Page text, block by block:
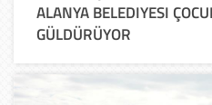
ALANYA BELEDIYESI
GÜLDÜRÜYOR